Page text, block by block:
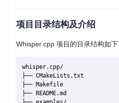
项目目录结构及介绍
Whisper.cpp 项目的目录结构如下
whisper.cpp/
├── CMakeLists.txt
├── Makefile
├── README.md